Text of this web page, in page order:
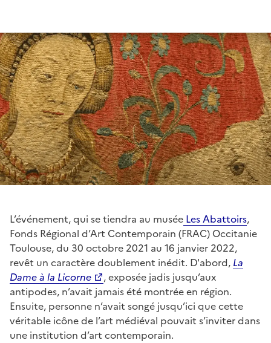
L’événement, qui se tiendra au musée Les Abattoirs,
Fonds Régional d’Art Contemporain (FRAC) Occitanie
Toulouse, du 30 octobre 2021 au 16 janvier 2022,
revêt un caractère doublement inédit. D'abord, La
Dame à la Licorne
, exposée jadis jusqu’aux
antipodes, n’avait jamais été montrée en région.
Ensuite, personne n’avait songé jusqu’ici que cette
véritable icône de l’art médiéval pouvait s’inviter dans
une institution d’art contemporain.